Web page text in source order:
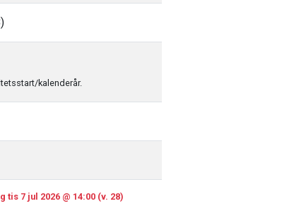
kalenderår.
tis 7 jul 2026 @ 14:00 (v. 28)